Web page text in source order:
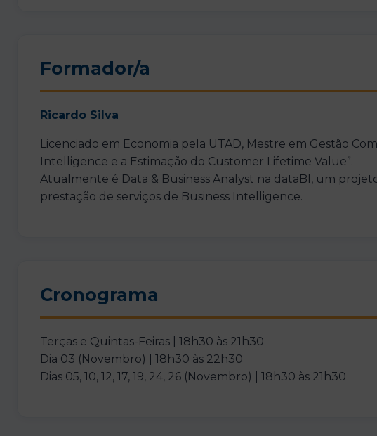
Formador/a
Ricardo Silva
Licenciado em Economia pela UTAD, Mestre em Gestão
Intelligence e a Estimação do Customer Lifetime Value”.
Atualmente é Data & Business Analyst na dataBI, um
prestação de serviços de Business Intelligence.
Cronograma
Terças e Quintas-Feiras | 18h30 às 21h30
Dia 03 (Novembro) | 18h30 às 22h30
Dias 05, 10, 12, 17, 19, 24, 26 (Novembro) | 18h30 às 21h30